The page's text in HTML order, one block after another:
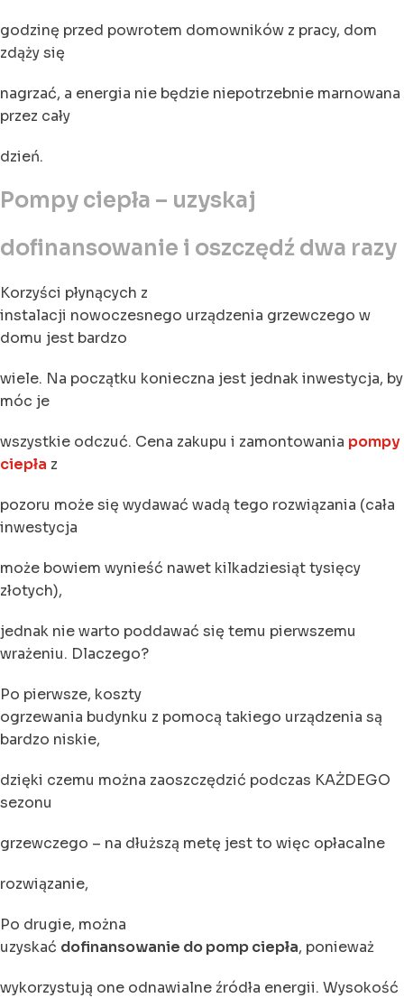
godzinę przed powrotem domowników z pracy, dom
zdąży się
nagrzać, a energia nie będzie niepotrzebnie marnowana
przez cały
dzień.
Pompy ciepła – uzyskaj
dofinansowanie i oszczędź dwa razy
Korzyści płynących z
instalacji nowoczesnego urządzenia grzewczego w
domu jest bardzo
wiele. Na początku konieczna jest jednak inwestycja, by
móc je
wszystkie odczuć. Cena zakupu i zamontowania pompy
ciepła z
pozoru może się wydawać wadą tego rozwiązania (cała
inwestycja
może bowiem wynieść nawet kilkadziesiąt tysięcy
złotych),
jednak nie warto poddawać się temu pierwszemu
wrażeniu. Dlaczego?
Po pierwsze, koszty
ogrzewania budynku z pomocą takiego urządzenia są
bardzo niskie,
dzięki czemu można zaoszczędzić podczas KAŻDEGO
sezonu
grzewczego – na dłuższą metę jest to więc opłacalne
rozwiązanie,
Po drugie, można
uzyskać dofinansowanie do pomp ciepła, ponieważ
wykorzystują one odnawialne źródła energii. Wysokość